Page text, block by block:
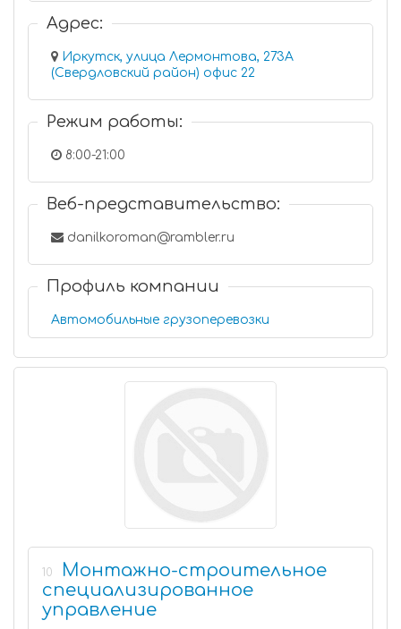
Адрес:
Иркутск, улица Лермонтова, 273А
(Свердловский район) офис 22
Режим работы:
8:00-21:00
Веб-представительство:
danilkoroman@rambler.ru
Профиль компании
Автомобильные грузоперевозки
10
Монтажно-строительное
специализированное
управление